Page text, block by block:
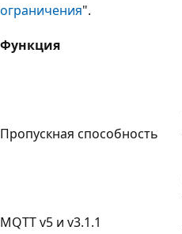
ограничения".
Функция
Пропускная способность
MQTT v5 и v3.1.1